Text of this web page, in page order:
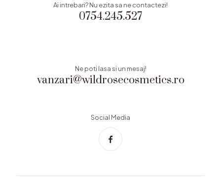
0754.245.527
Ai intrebari? Nu ezita sa ne contactezi!
vanzari@wildrosecosmetics.ro
Ne poti lasa si un mesaj!
Social Media